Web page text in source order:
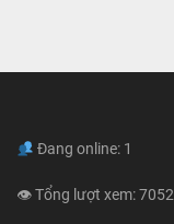
Đang online: 1
👁 Tổng lượt xem: 7052